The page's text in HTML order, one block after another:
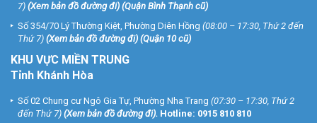
7) (Xem bản đồ đường đi) (Quận Bình Thạnh cũ)
Số 354/70 Lý Thường Kiệt, Phường Diên Hồng (08:00 – 17:30, Thứ 2 đến
Thứ 7) (Xem bản đồ đường đi) (Quận 10 cũ)
KHU VỰC MIỀN TRUNG
Tỉnh Khánh Hòa
Số 02 Chung cư Ngô Gia Tự, Phường Nha Trang (07:30 – 17:30, Thứ 2
đến Thứ 7) (Xem bản đồ đường đi). Hotline: 0915 810 810